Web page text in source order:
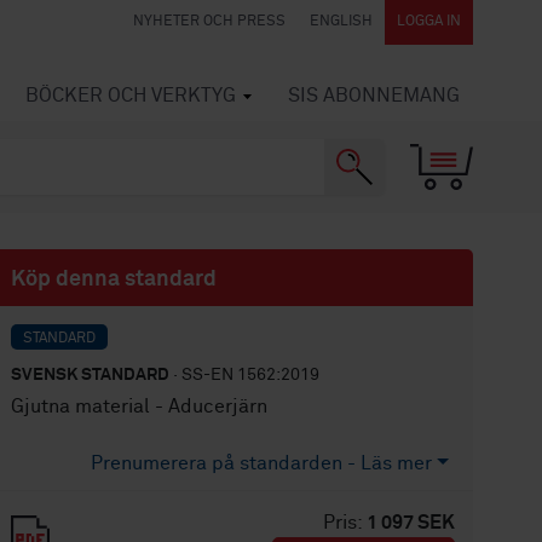
NYHETER OCH PRESS ENGLISH LOGGA IN
BÖCKER OCH VERKTYG SIS ABONNEMANG
Köp denna standard
STANDARD
SVENSK STANDARD · SS-EN 1562:2019
Gjutna material - Aducerjärn
Prenumerera på standarden - Läs mer
Pris: 1 097 SEK